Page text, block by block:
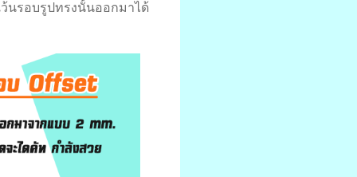
นรอบรูปทรงนั้นออกมาได้